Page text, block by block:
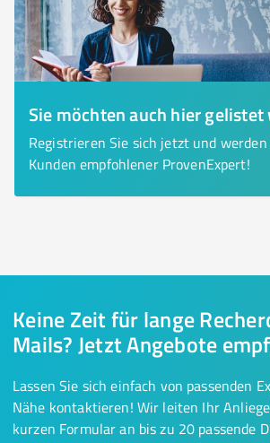
Sie möchten auch hier gelistet
Registrieren Sie sich jetzt und werden
Kunden empfohlener ProvenExpert!
Keine Zeit für lange
Mails? Jetzt Angebote
Lassen Sie sich einfach von passenden
Nähe kontaktieren! Wir leiten Ihr
kurzen Formular an bis zu 20 passende